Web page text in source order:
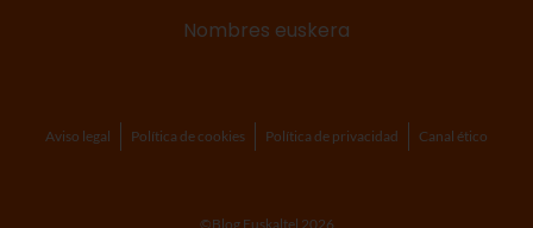
Nombres euskera
Aviso legal Política de cookies Política de privacidad Canal ético
©Blog Euskaltel 2026